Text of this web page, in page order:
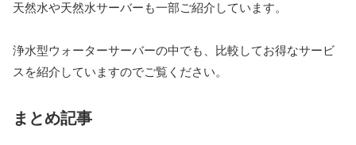
天然水や天然水サーバーも一部ご紹介しています。
浄水型ウォーターサーバーの中でも、比較してお得なサービ
スを紹介していますのでご覧ください。
まとめ記事